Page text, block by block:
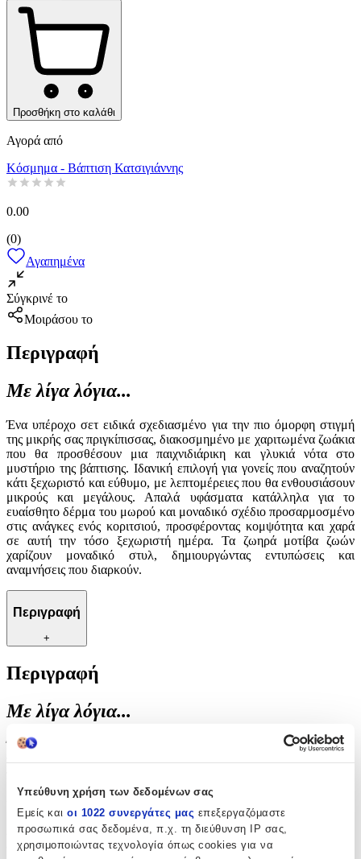
Υπεύθυνη χρήση των δεδομένων σας
Εμείς και οι 1022 συνεργάτες μας επεξεργαζόμαστε
προσωπικά σας δεδομένα, π.χ. τη διεύθυνση IP σας,
χρησιμοποιώντας τεχνολογία όπως cookies για να
Προσθήκη στο καλάθι
Αγορά από
Κόσμημα - Βάπτιση Κατσιγιάννης
0.00
(0)
Αγαπημένα
Σύγκρινέ το
Μοιράσου το
Περιγραφή
Με λίγα λόγια...
Ένα υπέροχο σετ ειδικά σχεδιασμένο για την πιο όμορφη στιγμή
της μικρής σας πριγκίπισσας, διακοσμημένο με χαριτωμένα ζωάκια
που θα προσθέσουν μια παιχνιδιάρικη και γλυκιά νότα στο
μυστήριο της βάπτισης. Ιδανική επιλογή για γονείς που αναζητούν
κάτι ξεχωριστό και εύθυμο, με λεπτομέρειες που θα ενθουσιάσουν
μικρούς και μεγάλους. Απαλά υφάσματα κατάλληλα για το
ευαίσθητο δέρμα του μωρού και μοναδικό σχέδιο προσαρμοσμένο
στις ανάγκες ενός κοριτσιού, προσφέροντας κομψότητα και χαρά
σε αυτή την τόσο ξεχωριστή ημέρα. Τα ζωηρά μοτίβα ζωών
χαρίζουν μοναδικό στυλ, δημιουργώντας εντυπώσεις και
αναμνήσεις που διαρκούν.
Περιγραφή
+
Περιγραφή
Με λίγα λόγια...
Ένα υπέροχο σετ ειδικά σχεδιασμένο για την πιο όμορφη στιγμή
της μικρής σας πριγκίπισσας, διακοσμημένο με χαριτωμένα ζωάκια
μυστήριο της βάπτισης. Ιδανική επιλογή για γονείς που αναζητούν
μικρούς και μεγάλους. Απαλά υφάσματα κατάλληλα για το
ευαίσθητο δέρμα του μωρού και μοναδικό σχέδιο προσαρμοσμένο
στις ανάγκες ενός κοριτσιού, προσφέροντας κομψότητα και χαρά